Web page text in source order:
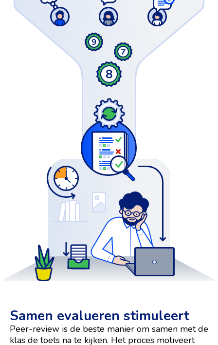
Samen evalueren stimuleert
Peer-review is de beste manier om samen met de
klas de toets na te kijken. Het proces motiveert